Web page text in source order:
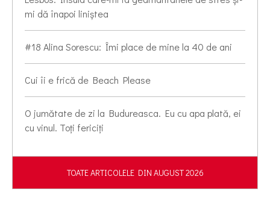
mi dă înapoi liniștea
#18 Alina Sorescu: Îmi place de mine la 40 de ani
Cui îi e frică de Beach Please
O jumătate de zi la Budureasca. Eu cu apa plată, ei
cu vinul. Toți fericiți
TOATE ARTICOLELE DIN AUGUST 2026